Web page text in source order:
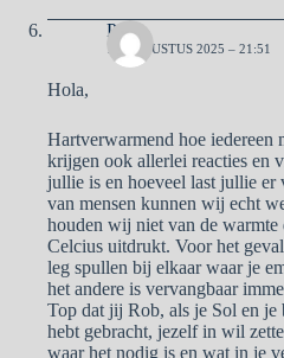
Pa
17 AUGUSTUS 2025 – 21:51
Hola,
Hartverwarmend hoe iedereen
krijgen ook allerlei reacties en
jullie is en hoeveel last jullie er
van mensen kunnen wij echt
houden wij niet van de warmte
Celcius uitdrukt. Voor het
leg spullen bij elkaar waar je
het andere is vervangbaar
Top dat jij Rob, als je Sol en je
hebt gebracht, jezelf in wil
waar het nodig is en wat in je